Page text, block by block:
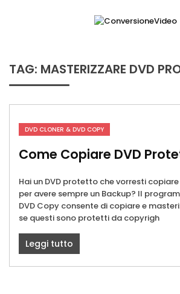
TAG: MASTERIZZARE DVD
DVD CLONER & DVD COPY
Come Copiare DVD
Hai un DVD protetto che vorresti copiare
per avere sempre un Backup? Il
DVD Copy consente di copiare e
se questi sono protetti da copyrigh
Leggi tutto